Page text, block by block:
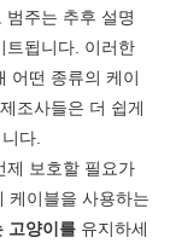
주는 추후 설명
트됩니다. 이러한
어떤 종류의 케이
조사들은 더 쉽게
다.
제 보호할 필요가
케이블을 사용하는
고양이를유지하세